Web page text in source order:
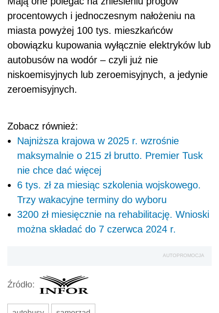
procentowych i jednoczesnym nałożeniu na
miasta powyżej 100 tys. mieszkańców
obowiązku kupowania wyłącznie elektryków lub
autobusów na wodór – czyli już nie
niskoemisyjnych lub zeroemisyjnych, a jedynie
zeroemisyjnych.
Zobacz również:
Najniższa krajowa w 2025 r. wzrośnie
maksymalnie o 215 zł brutto. Premier Tusk
nie chce dać więcej
6 tys. zł za miesiąc szkolenia wojskowego.
Trzy wakacyjne terminy do wyboru
3200 zł miesięcznie na rehabilitację. Wnioski
można składać do 7 czerwca 2024 r.
AUTOPROMOCJA
Źródło: